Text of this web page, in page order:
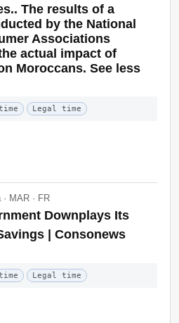
The results of a
by the National
Associations
actual impact of
Moroccans. See less
Legal time
MAR · FR
Downplays Its
| Consonews
Legal time